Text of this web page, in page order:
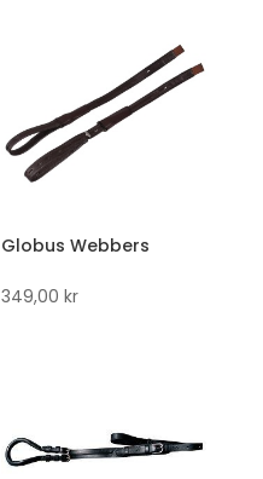
Globus Webbers
349,00kr